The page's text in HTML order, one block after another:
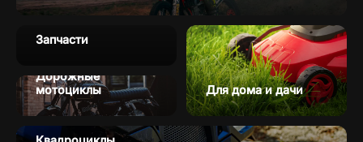
Запчасти
Для дома и дачи
Дорожные
мотоциклы